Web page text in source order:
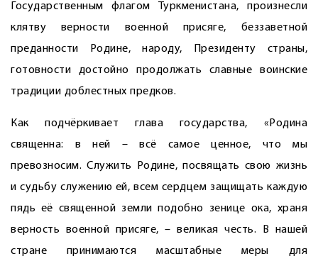
Государственным флагом Туркменистана, произнесли
клятву верности военной присяге, беззаветной
преданности Родине, народу, Президенту страны,
готовности достойно продолжать славные воинские
традиции доблестных предков.
Как подчёркивает глава государства, «Родина
священна: в ней – всё самое ценное, что мы
превозносим. Служить Родине, посвящать свою жизнь
и судьбу служению ей, всем сердцем защищать каждую
пядь её священной земли подобно зенице ока, храня
верность военной присяге, – великая честь. В нашей
стране принимаются масштабные меры для